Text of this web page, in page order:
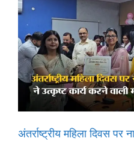
अंतर्राष्ट्रीय महिला दिवस पर